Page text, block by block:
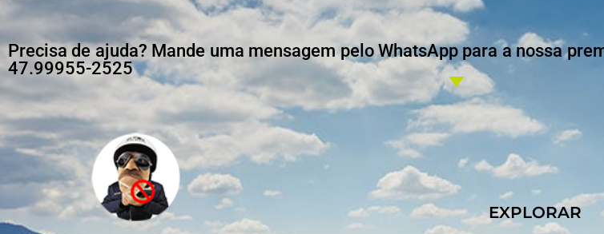
Precisa de ajuda? Mande uma mensagem pelo WhatsApp para a nossa
47.99955-2525
EXPLORAR